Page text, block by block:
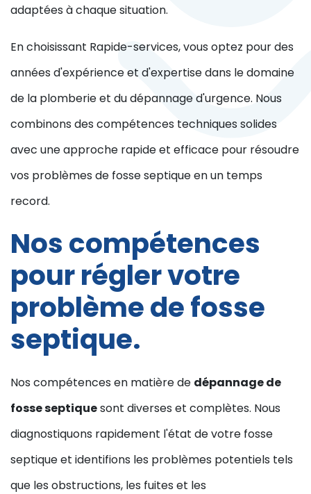
adaptées à chaque situation.
En choisissant Rapide-services, vous optez pour des
années d'expérience et d'expertise dans le domaine
de la plomberie et du dépannage d'urgence. Nous
combinons des compétences techniques solides
avec une approche rapide et efficace pour résoudre
vos problèmes de fosse septique en un temps
record.
Nos compétences
pour régler votre
problème de fosse
septique.
Nos compétences en matière de dépannage de
fosse septiquesont diverses et complètes. Nous
diagnostiquons rapidement l'état de votre fosse
septique et identifions les problèmes potentiels tels
que les obstructions, les fuites et les